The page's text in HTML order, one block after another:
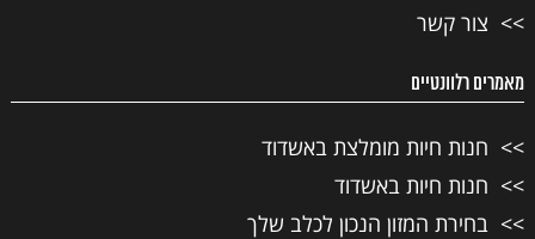
צור קשר
מאמרים רלוונטיים
חנות חיות מומלצת באשדוד
חנות חיות באשדוד
בחירת המזון הנכון לכלב שלך